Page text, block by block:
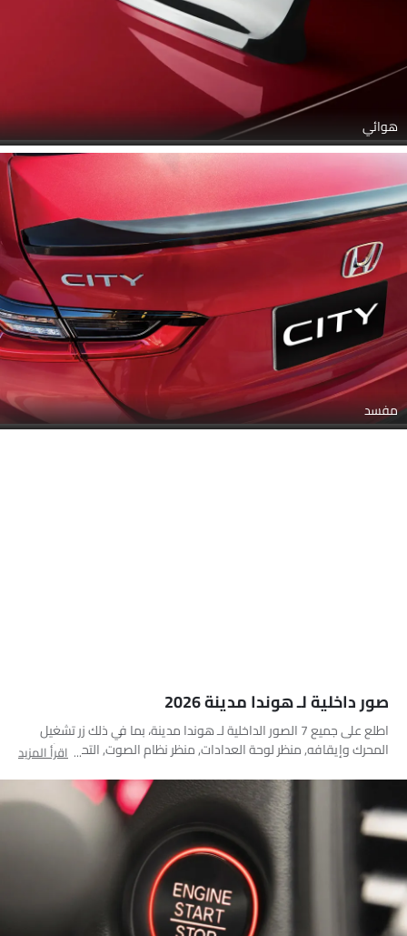
هوائي
مفسد
صور داخلية لـ هوندا مدينة 2026
اطلع على جميع 7 الصور الداخلية لـ هوندا مدينة، بما في ذلك زر تشغيل
المحرك وإيقافه, منظر لوحة العدادات, منظر نظام الصوت, التحكم الأمامي
التحكم في باب جانب السائق من الداخل
اقرأ المزيد